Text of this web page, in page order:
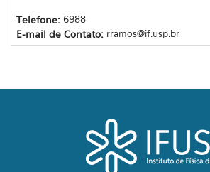
Telefone: 6988
E-mail de Contato: rramos@if.usp.br